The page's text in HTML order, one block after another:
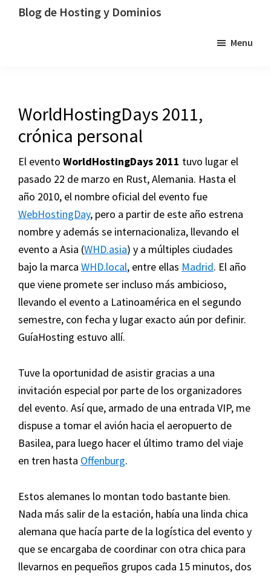
Saltar
Saltar
SaltarBlog de Hosting y Dominios
los
dominios
la
tecnología
Menu
WorldHostingDays 2011,
crónica personal
El evento WorldHostingDays 2011 tuvo lugar el
pasado 22 de marzo en Rust, Alemania. Hasta el
año 2010, el nombre oficial del evento fue
WebHostingDay, pero a partir de este año estrena
nombre y además se internacionaliza, llevando el
evento a Asia (WHD.asia) y a múltiples ciudades
bajo la marca WHD.local, entre ellas Madrid. El año
que viene promete ser incluso más ambicioso,
llevando el evento a Latinoamérica en el segundo
semestre, con fecha y lugar exacto aún por definir.
GuíaHosting estuvo allí.
Tuve la oportunidad de asistir gracias a una
invitación especial por parte de los organizadores
del evento. Así que, armado de una entrada VIP, me
dispuse a tomar el avión hacia el aeropuerto de
Basilea, para luego hacer el último tramo del viaje
en tren hasta Offenburg.
Estos alemanes lo montan todo bastante bien.
Nada más salir de la estación, había una linda chica
alemana que hacía parte de la logística del evento y
que se encargaba de coordinar con otra chica para
llevarnos en pequeños grupos cada 15 minutos, dos